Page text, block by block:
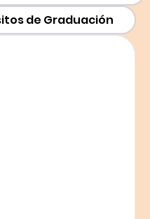
de Graduación